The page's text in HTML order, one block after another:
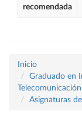
recomendada
Inicio
Graduado en
Telecomunicación
Asignaturas